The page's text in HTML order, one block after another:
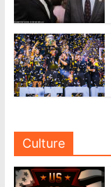
Culture